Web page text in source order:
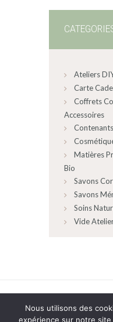
Ateliers
Carte
Coffrets
Accessoires
Matières
Bio
Savons
Savons
Soins
Vide
AncoraThemes
Nous utilisons des
expérience sur notre